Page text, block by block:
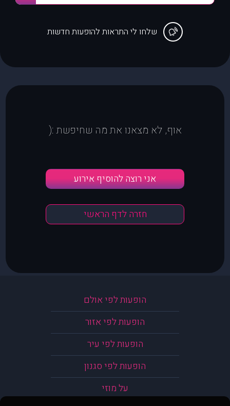
שלחו לי התראות להופעות חדשות
אוף, לא מצאנו את מה שחיפשת :(
אני רוצה להוסיף אירוע
חזרה לדף הראשי
הופעות לפי אולם
הופעות לפי אזור
הופעות לפי עיר
הופעות לפי סגנון
על מוזי